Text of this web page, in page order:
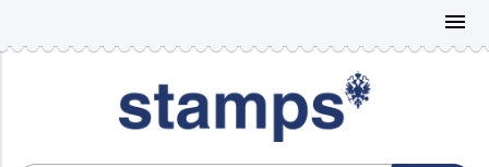
menu